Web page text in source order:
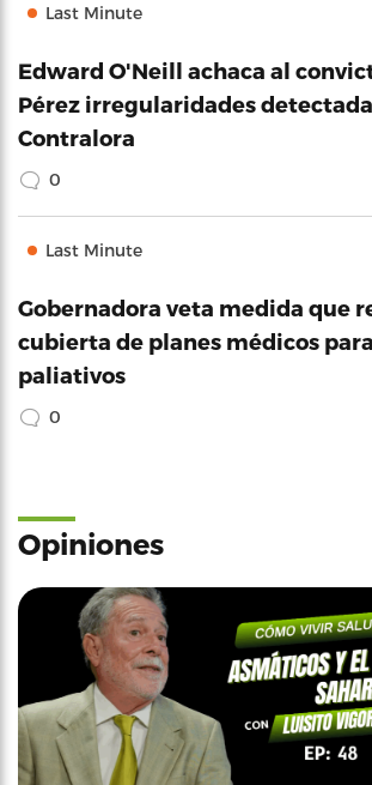
Last Minute
Edward O'Neill achaca al
Pérez irregularidades
Contralora
0
Last Minute
Gobernadora veta medida que
cubierta de planes médicos
paliativos
0
Opiniones